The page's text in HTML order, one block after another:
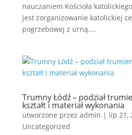
nauczaniem Kościoła
jest zorganizowanie katolickiej
pogrzebowej z urną....
Trumny Łódź – podział
kształt i materiał wykonania
utworzone przez admin | lip 21,
Uncategorized